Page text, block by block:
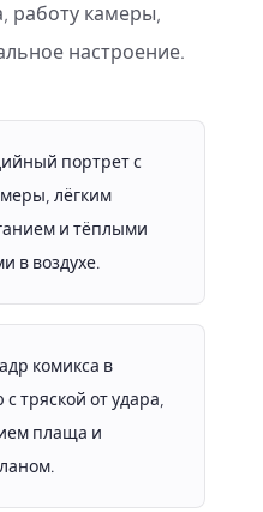
работу камеры,
настроение.
портрет с
лёгким
и тёплыми
в воздухе.
комикса в
тряской от удара,
плаща и